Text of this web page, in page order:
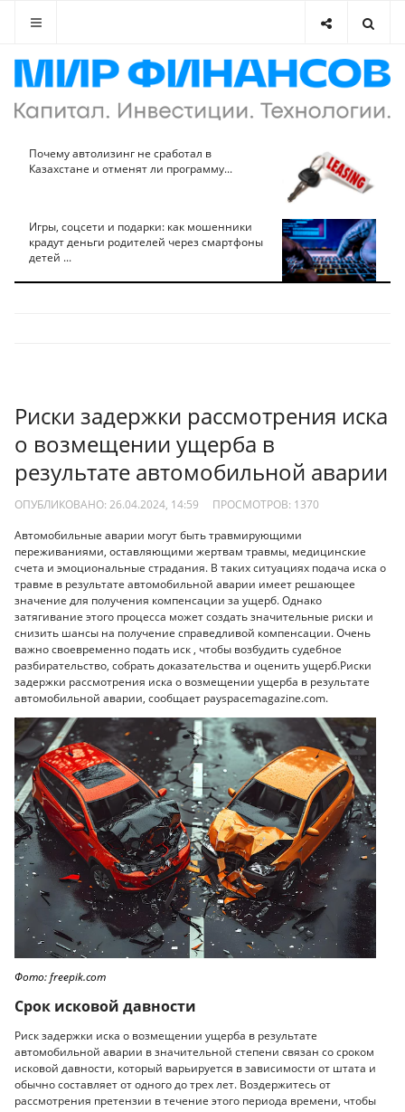
Почему автолизинг не сработал в
Казахстане и отменят ли программу...
Игры, соцсети и подарки: как мошенники
крадут деньги родителей через смартфоны
детей ...
Риски задержки рассмотрения иска
о возмещении ущерба в
результате автомобильной аварии
ОПУБЛИКОВАНО: 26.04.2024, 14:59 ПРОСМОТРОВ: 1370
Автомобильные аварии могут быть травмирующими
переживаниями, оставляющими жертвам травмы, медицинские
счета и эмоциональные страдания. В таких ситуациях подача иска о
травме в результате автомобильной аварии имеет решающее
значение для получения компенсации за ущерб. Однако
затягивание этого процесса может создать значительные риски и
снизить шансы на получение справедливой компенсации. Очень
важно своевременно подать иск , чтобы возбудить судебное
разбирательство, собрать доказательства и оценить ущерб.Риски
задержки рассмотрения иска о возмещении ущерба в результате
автомобильной аварии, сообщает payspacemagazine.com.
Фото: freepik.com
Срок исковой давности
Риск задержки иска о возмещении ущерба в результате
автомобильной аварии в значительной степени связан со сроком
исковой давности, который варьируется в зависимости от штата и
обычно составляет от одного до трех лет. Воздержитесь от
рассмотрения претензии в течение этого периода времени, чтобы